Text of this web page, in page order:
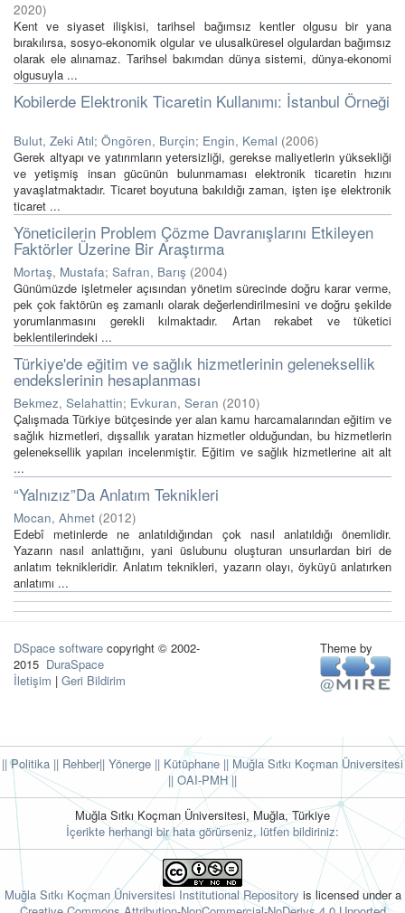
2020)
Kent ve siyaset ilişkisi, tarihsel bağımsız kentler olgusu bir yana
bırakılırsa, sosyo-ekonomik olgular ve ulusalküresel olgulardan bağımsız
olarak ele alınamaz. Tarihsel bakımdan dünya sistemi, dünya-ekonomi
olgusuyla ...
Kobilerde Elektronik Ticaretin Kullanımı: İstanbul Örneği
Bulut, Zeki Atıl; Öngören, Burçin; Engin, Kemal (2006)
Gerek altyapı ve yatırımların yetersizliği, gerekse maliyetlerin yüksekliği
ve yetişmiş insan gücünün bulunmaması elektronik ticaretin hızını
yavaşlatmaktadır. Ticaret boyutuna bakıldığı zaman, işten işe elektronik
ticaret ...
Yöneticilerin Problem Çözme Davranışlarını Etkileyen
Faktörler Üzerine Bir Araştırma
Mortaş, Mustafa; Safran, Barış (2004)
Günümüzde işletmeler açısından yönetim sürecinde doğru karar verme,
pek çok faktörün eş zamanlı olarak değerlendirilmesini ve doğru şekilde
yorumlanmasını gerekli kılmaktadır. Artan rekabet ve tüketici
beklentilerindeki ...
Türkiye'de eğitim ve sağlık hizmetlerinin geleneksellik
endekslerinin hesaplanması
Bekmez, Selahattin; Evkuran, Seran (2010)
Çalışmada Türkiye bütçesinde yer alan kamu harcamalarından eğitim ve
sağlık hizmetleri, dışsallık yaratan hizmetler olduğundan, bu hizmetlerin
geleneksellik yapıları incelenmiştir. Eğitim ve sağlık hizmetlerine ait alt
...
“Yalnızız”Da Anlatım Teknikleri
Mocan, Ahmet (2012)
Edebî metinlerde ne anlatıldığından çok nasıl anlatıldığı önemlidir.
Yazarın nasıl anlattığını, yani üslubunu oluşturan unsurlardan biri de
anlatım teknikleridir. Anlatım teknikleri, yazarın olayı, öyküyü anlatırken
anlatımı ...
DSpace software copyright © 2002-
2015 DuraSpace
İletişim | Geri Bildirim
Theme by
|| Politika || Rehber|| Yönerge || Kütüphane || Muğla Sıtkı Koçman Üniversitesi
|| OAI-PMH ||
Muğla Sıtkı Koçman Üniversitesi, Muğla, Türkiye
İçerikte herhangi bir hata görürseniz, lütfen bildiriniz:
Muğla Sıtkı Koçman Üniversitesi Institutional Repository is licensed under a